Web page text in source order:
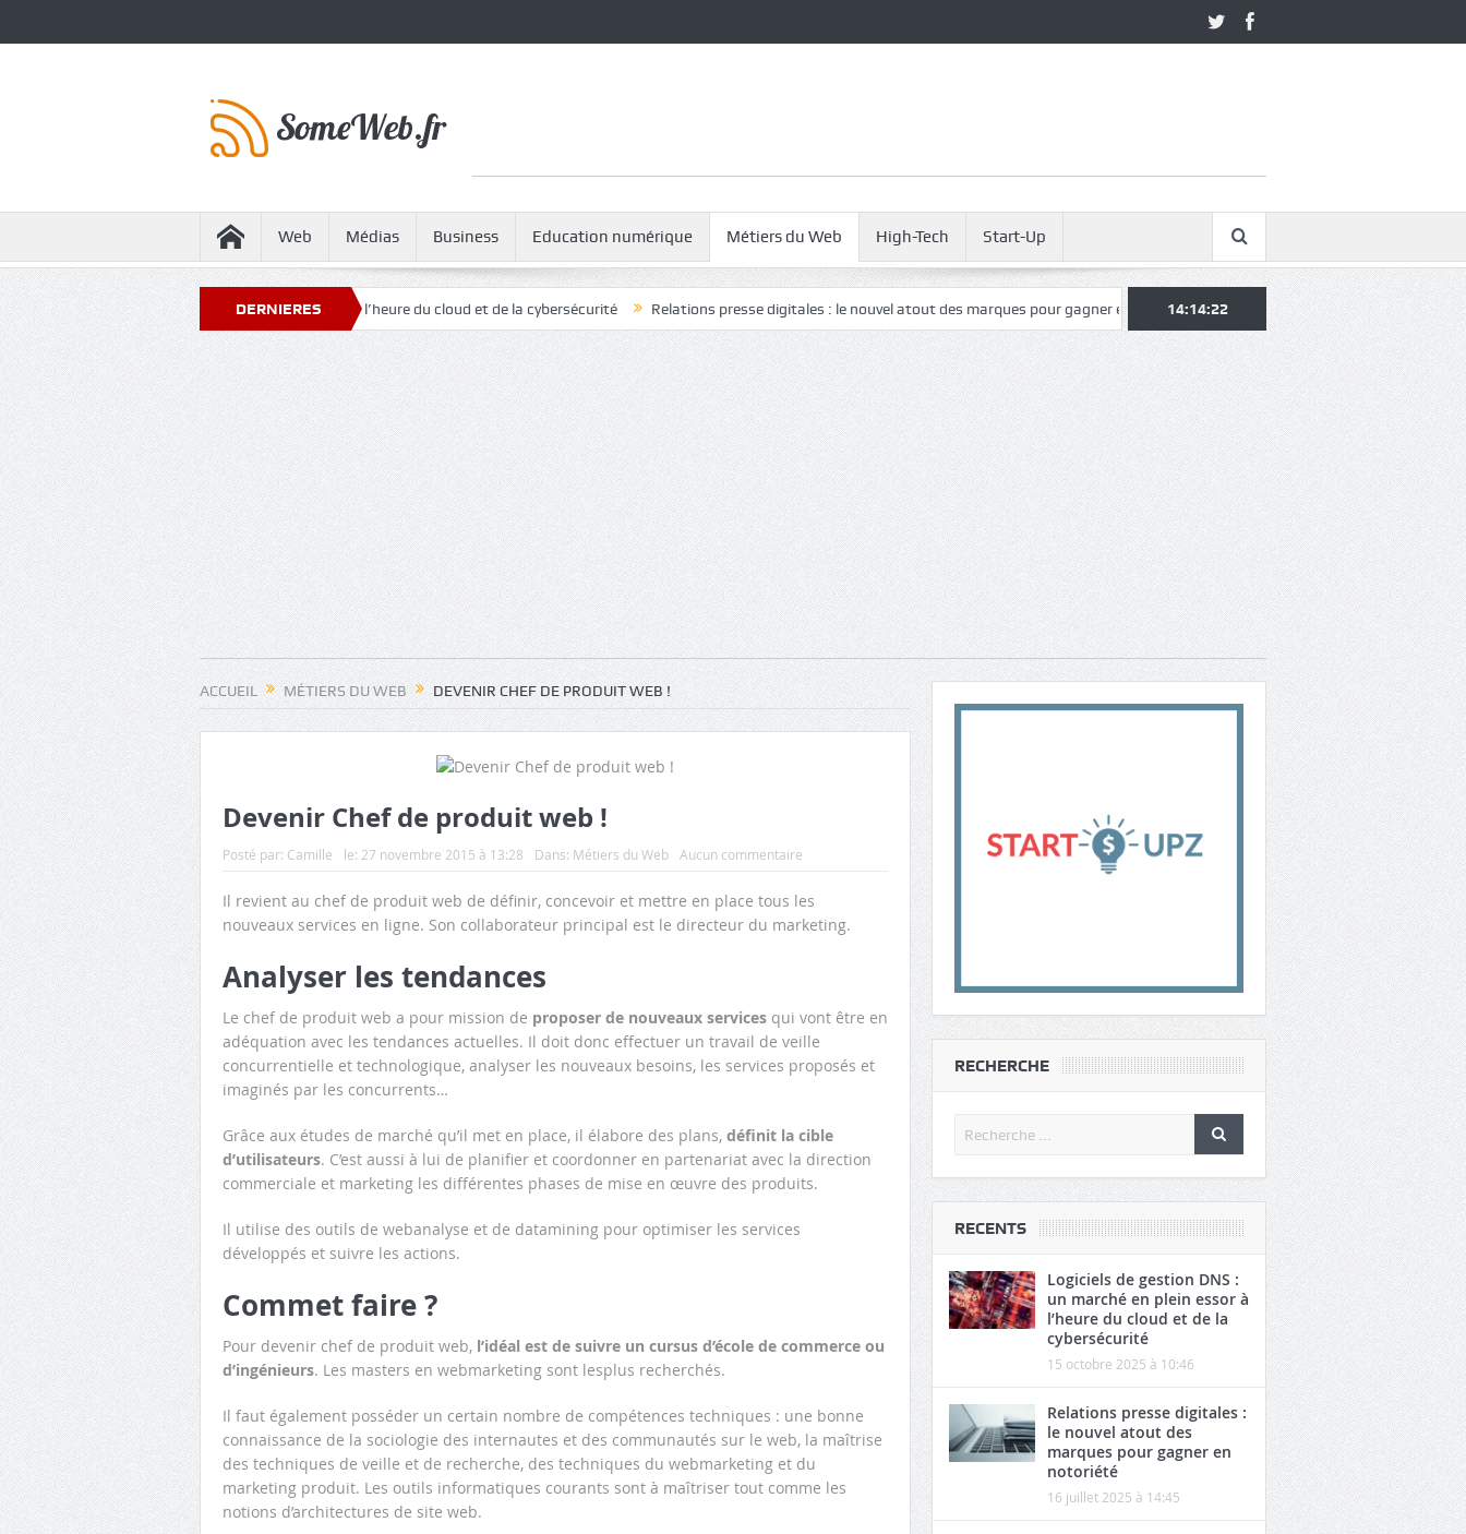
Web Médias Business Education numérique Métiers du Web High-Tech Start-Up
DERNIERES
ACTUS
DNS : un marché en plein essor à l’heure du cloud et de la cybersécurité Relations presse digitales : le nouvel atout des marques pour gagner en notoriété Pourquoi certains architectes décrochent plus de
14:14:24
ACCUEIL MÉTIERS DU WEB DEVENIR CHEF DE PRODUIT WEB !
Devenir Chef de produit web !
Posté par: Camille le: 27 novembre 2015 à 13:28 Dans: Métiers du Web Aucun commentaire
Il revient au chef de produit web de définir, concevoir et mettre en place tous les
nouveaux services en ligne. Son collaborateur principal est le directeur du marketing.
Analyser les tendances
Le chef de produit web a pour mission de proposer de nouveaux services qui vont être en
adéquation avec les tendances actuelles. Il doit donc effectuer un travail de veille
concurrentielle et technologique, analyser les nouveaux besoins, les services proposés et
imaginés par les concurrents…
Grâce aux études de marché qu’il met en place, il élabore des plans, définit la cible
d’utilisateurs. C’est aussi à lui de planifier et coordonner en partenariat avec la direction
commerciale et marketing les différentes phases de mise en œuvre des produits.
Il utilise des outils de webanalyse et de datamining pour optimiser les services
développés et suivre les actions.
Commet faire ?
Pour devenir chef de produit web, l’idéal est de suivre un cursus d’école de commerce ou
d’ingénieurs. Les masters en webmarketing sont lesplus recherchés.
Il faut également posséder un certain nombre de compétences techniques : une bonne
connaissance de la sociologie des internautes et des communautés sur le web, la maîtrise
des techniques de veille et de recherche, des techniques du webmarketing et du
marketing produit. Les outils informatiques courants sont à maîtriser tout comme les
notions d’architectures de site web.
RECHERCHE
RECENTS
Logiciels de gestion DNS :
un marché en plein essor à
l’heure du cloud et de la
cybersécurité
15 octobre 2025 à 10:46
Relations presse digitales :
le nouvel atout des
marques pour gagner en
notoriété
16 juillet 2025 à 14:45